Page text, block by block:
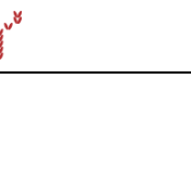
в России. Опт